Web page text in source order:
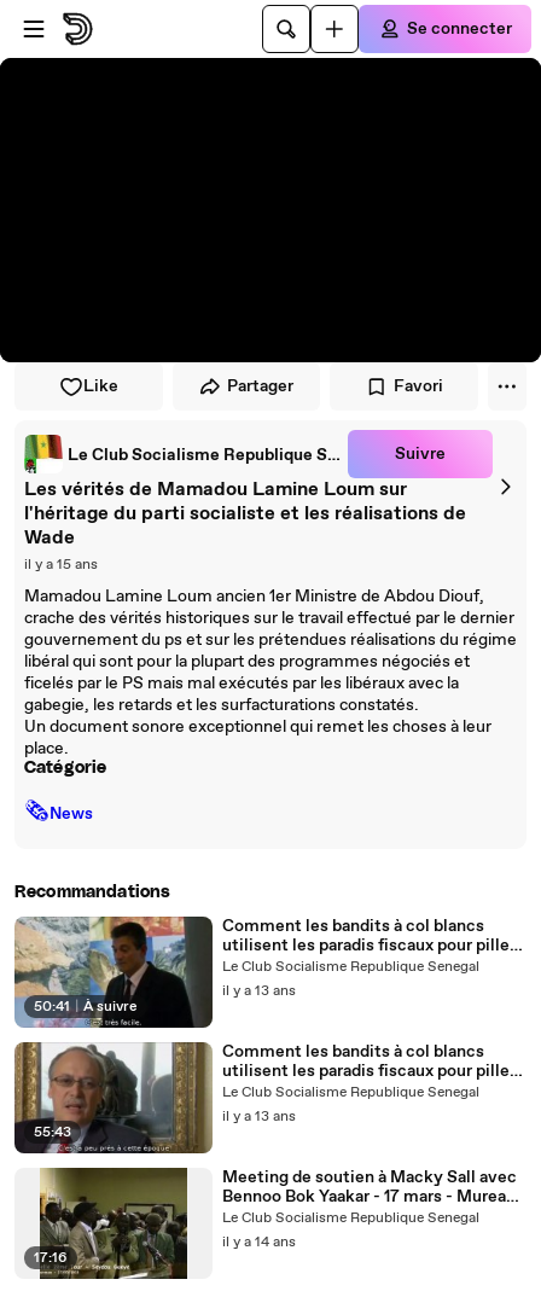
Passer au player
Passer au contenu principal
Se connecter
Like Partager Favori
Le Club Socialisme Republique Senegal Suivre
Les vérités de Mamadou Lamine Loum sur
l'héritage du parti socialiste et les réalisations de
Wade
il y a 15 ans
Mamadou Lamine Loum ancien 1er Ministre de Abdou Diouf,
crache des vérités historiques sur le travail effectué par le dernier
gouvernement du ps et sur les prétendues réalisations du régime
libéral qui sont pour la plupart des programmes négociés et
ficelés par le PS mais mal exécutés par les libéraux avec la
gabegie, les retards et les surfacturations constatés.
Un document sonore exceptionnel qui remet les choses à leur
place.
Catégorie
🗞News
Recommandations
50:41 | À suivre
Comment les bandits à col blancs
utilisent les paradis fiscaux pour piller
les pays pauvres - 2/2
Le Club Socialisme Republique Senegal
il y a 13 ans
55:43
Comment les bandits à col blancs
utilisent les paradis fiscaux pour piller
les pays pauvres
Le Club Socialisme Republique Senegal
il y a 13 ans
17:16
Meeting de soutien à Macky Sall avec
Bennoo Bok Yaakar - 17 mars - Mureaux
- avec Aïssata Tall Sall
Le Club Socialisme Republique Senegal
il y a 14 ans